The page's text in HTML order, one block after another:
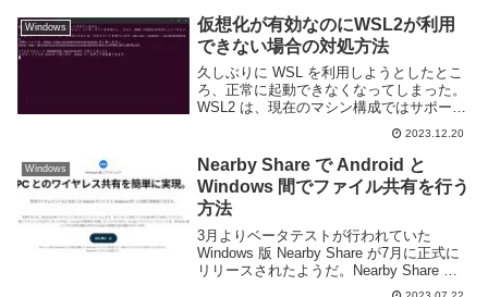
Windows
仮想化が有効なのにWSL2が利用
できない場合の対処方法
久しぶりに WSL を利用しようとしたとこ
ろ、正常に起動できなくなってしまった。
WSL2 は、現在のマシン構成ではサポート
されていません。"仮想マシンプラットフ
ォーム" オプション コンポーネントを有効
にし、さらに、BIOS で仮想化を有効...
2023.12.20
Windows
Nearby Share で Android と
Windows 間でファイル共有を行う
方法
3月よりベータテストが行われていた
Windows 版 Nearby Share が7月に正式に
リリースされたようだ。Nearby Share は
Android 版 AirDrop とも呼ばれるファイル